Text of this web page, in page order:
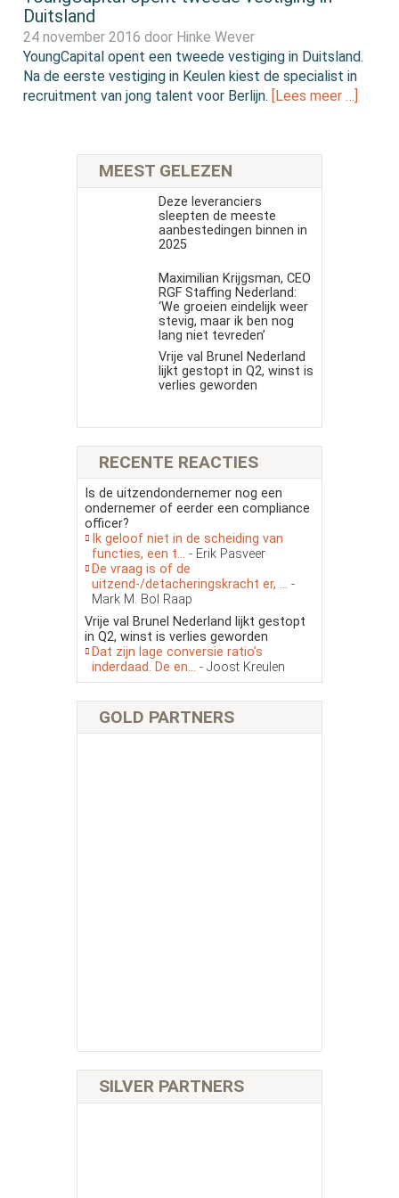
Duitsland
24 november 2016 door Hinke Wever
YoungCapital opent een tweede vestiging in Duitsland.
Na de eerste vestiging in Keulen kiest de specialist in
recruitment van jong talent voor Berlijn. [Lees meer …]
MEEST GELEZEN
Deze leveranciers
sleepten de meeste
aanbestedingen binnen in
2025
Maximilian Krijgsman, CEO
RGF Staffing Nederland:
‘We groeien eindelijk weer
stevig, maar ik ben nog
lang niet tevreden’
Vrije val Brunel Nederland
lijkt gestopt in Q2, winst is
verlies geworden
RECENTE REACTIES
Is de uitzendondernemer nog een
ondernemer of eerder een compliance
officer?
Ik geloof niet in de scheiding van
functies, een t... - Erik Pasveer
De vraag is of de
uitzend-/detacheringskracht er, ... -
Mark M. Bol Raap
Vrije val Brunel Nederland lijkt gestopt
in Q2, winst is verlies geworden
Dat zijn lage conversie ratio’s
inderdaad. De en... - Joost Kreulen
GOLD PARTNERS
SILVER PARTNERS